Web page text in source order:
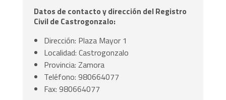
Datos de contacto y dirección del Registro
Civil de Castrogonzalo:
Dirección: Plaza Mayor 1
Localidad: Castrogonzalo
Provincia: Zamora
Teléfono: 980664077
Fax: 980664077